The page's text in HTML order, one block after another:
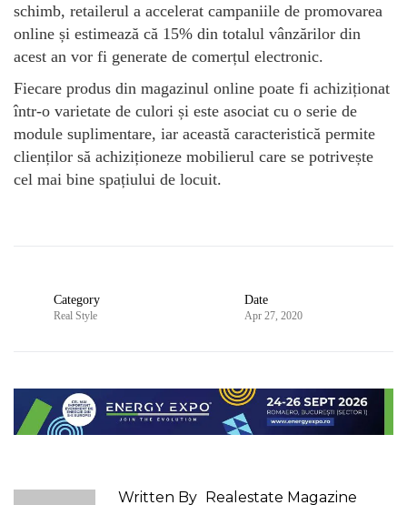
schimb, retailerul a accelerat campaniile de promovarea
online și estimează că 15% din totalul vânzărilor din
acest an vor fi generate de comerțul electronic.
Fiecare produs din magazinul online poate fi achiziționat
într-o varietate de culori și este asociat cu o serie de
module suplimentare, iar această caracteristică permite
clienților să achiziționeze mobilierul care se potrivește
cel mai bine spațiului de locuit.
Category
Real Style
Date
Apr 27, 2020
Written By Realestate Magazine